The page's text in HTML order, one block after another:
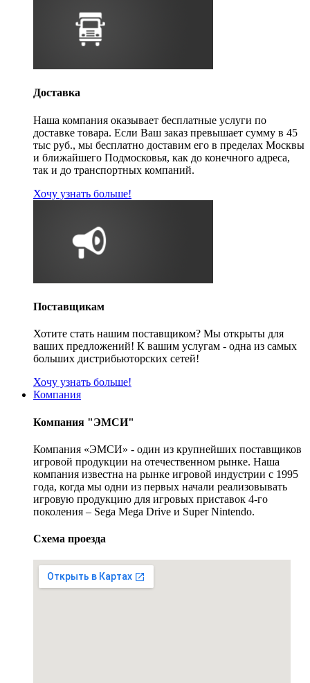
Доставка
Наша компания оказывает бесплатные услуги по
доставке товара. Если Ваш заказ превышает сумму в 45
тыс руб., мы бесплатно доставим его в пределах Москвы
и ближайшего Подмосковья, как до конечного адреса,
так и до транспортных компаний.
Хочу узнать больше!
Поставщикам
Хотите стать нашим поставщиком? Мы открыты для
ваших предложений! К вашим услугам - одна из самых
больших дистрибьюторских сетей!
Хочу узнать больше!
Компания
Компания "ЭМСИ"
Компания «ЭМСИ» - один из крупнейших поставщиков
игровой продукции на отечественном рынке. Наша
компания известна на рынке игровой индустрии с 1995
года, когда мы одни из первых начали реализовывать
игровую продукцию для игровых приставок 4-го
поколения – Sega Mega Drive и Super Nintendo.
Схема проезда